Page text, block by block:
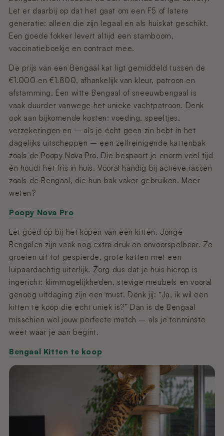
Let er daarbij op dat het gaat om een F5 of latere
generatie: alleen die zijn legaal en als huiskat geschikt.
Een goede fokker levert altijd een stamboom,
vaccinatieboekje en contract mee.
De prijs van een Bengaal kat ligt gemiddeld tussen de
€1.000 en €1.800, afhankelijk van kleur, patroon en
afstamming. Een witte Bengaal of sneeuwbengaal is
vaak duurder vanwege het unieke vachtpatroon. Denk
ook aan bijkomende kosten: voeding, speeltjes,
verzekeringen en – als je écht geen zin hebt in het
dagelijks uitscheppen – een zelfreinigende kattenbak
zoals de Poopy Nova Pro. Die bespaart je enorm veel tijd
én houdt het fris in huis. Vooral handig bij actieve rassen
zoals de Bengaal, die hun bak vaker gebruiken. Meer
weten?
Poopy Nova Pro
Let goed op bij het kopen van een kitten. Jonge
Bengalen zijn vaak nog extra druk en onvoorspelbaar. Ze
groeien uit tot gespierde, grote katten met een
luipaardachtig uiterlijk. Zorg dus dat je huis hierop is
ingericht: klimmogelijkheden, stevige meubels en vooral
genoeg uitdaging zijn een must. Denk jij: “Ja, ik wil een
kitten te koop die echt uniek is?” Dan is de Bengaal
misschien wel jouw perfecte match – als je tenminste
weet waar je aan begint.
Bengaal Kitten te koop